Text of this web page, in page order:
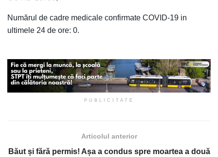
Numărul de cadre medicale confirmate COVID-19 in
ultimele 24 de ore: 0.
PUBLICITATE
Articolul anterior
Băut și fără permis! Așa a condus spre moartea a două